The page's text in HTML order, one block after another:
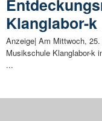
Klanglabor-k
Anzeige| Am Mittwoch,
Musikschule Klanglabor-k
...